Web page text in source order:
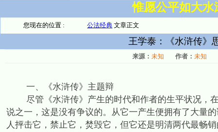
惟愿公平如大
您现在的位置 : 公法经典 文章正文
王学泰：《水浒传》
来源： 未知 作者： 未知
一、《水浒传》主题辩
尽管《水浒传》产生的时代和作者的生平状况，在
说之一，这是没有争议的。从它一产生便拥有了大量
人抨击它，禁止它，焚毁它，但它还是明清两代最畅